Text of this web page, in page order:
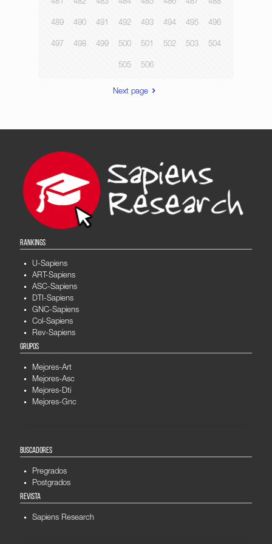
481 482 483 484 485 486 487 488
489 490 491 492 493 494 495 496
497 498 499 500 501 502 503 504
505 506
Next page
RANKINGS
U-Sapiens
ART-Sapiens
ASC-Sapiens
DTI-Sapiens
GNC-Sapiens
Col-Sapiens
Rev-Sapiens
GRUPOS
Mejores-Art
Mejores-Asc
Mejores-Dti
Mejores-Gnc
BUSCADORES
Pregrados
Postgrados
REVISTA
Sapiens Research